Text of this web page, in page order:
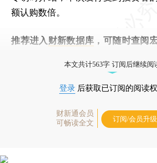
额认购数倍。
推荐进入 财新数据库 ，可随时查阅
本文共计563字 订阅后继续阅
登录 后获取已订阅的阅读
财新通会员
可畅读全文
订阅/会员升级